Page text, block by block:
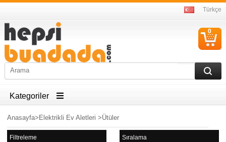
Türkçe
0
Kategoriler
Anasayfa> Elektrikli Ev Aletleri >Ütüler
Filtreleme Sıralama